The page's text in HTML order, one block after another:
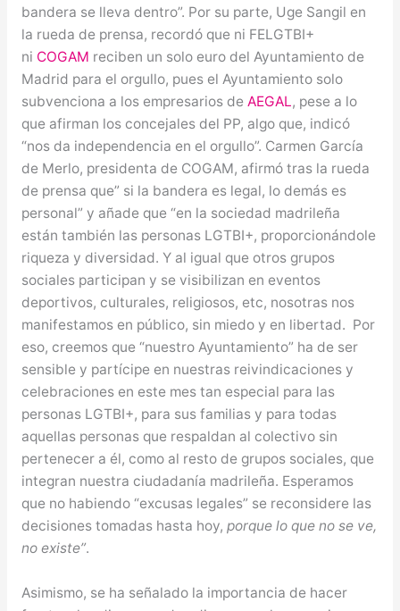
bandera se lleva dentro”. Por su parte, Uge Sangil en
la rueda de prensa, recordó que ni FELGTBI+
ni COGAM reciben un solo euro del Ayuntamiento de
Madrid para el orgullo, pues el Ayuntamiento solo
subvenciona a los empresarios de AEGAL, pese a lo
que afirman los concejales del PP, algo que, indicó
“nos da independencia en el orgullo”. Carmen García
de Merlo, presidenta de COGAM, afirmó tras la rueda
de prensa que” si la bandera es legal, lo demás es
personal” y añade que “en la sociedad madrileña
están también las personas LGTBI+, proporcionándole
riqueza y diversidad. Y al igual que otros grupos
sociales participan y se visibilizan en eventos
deportivos, culturales, religiosos, etc, nosotras nos
manifestamos en público, sin miedo y en libertad. Por
eso, creemos que “nuestro Ayuntamiento” ha de ser
sensible y partícipe en nuestras reivindicaciones y
celebraciones en este mes tan especial para las
personas LGTBI+, para sus familias y para todas
aquellas personas que respaldan al colectivo sin
pertenecer a él, como al resto de grupos sociales, que
integran nuestra ciudadanía madrileña. Esperamos
que no habiendo “excusas legales” se reconsidere las
decisiones tomadas hasta hoy, porque lo que no se ve,
no existe”.
Asimismo, se ha señalado la importancia de hacer